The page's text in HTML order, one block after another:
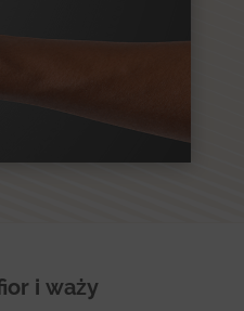
i waży